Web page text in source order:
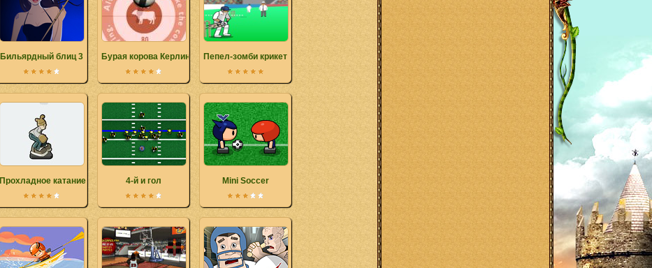
Бильярдный блиц 3 Бурая корова Керлинг Пепел-зомби крикет
Прохладное катание 4-й и гол Mini Soccer